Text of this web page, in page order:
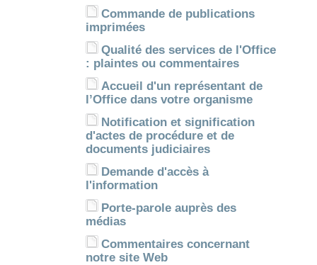
Commande de publications
imprimées
Qualité des services de l'Office
: plaintes ou commentaires
Accueil d'un représentant de
l’Office dans votre organisme
Notification et signification
d'actes de procédure et de
documents judiciaires
Demande d'accès à
l'information
Porte-parole auprès des
médias
Commentaires concernant
notre site Web